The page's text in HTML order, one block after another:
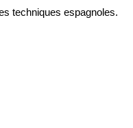
techniques espagnoles.